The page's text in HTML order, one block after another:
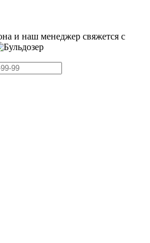
и наш менеджер свяжется с